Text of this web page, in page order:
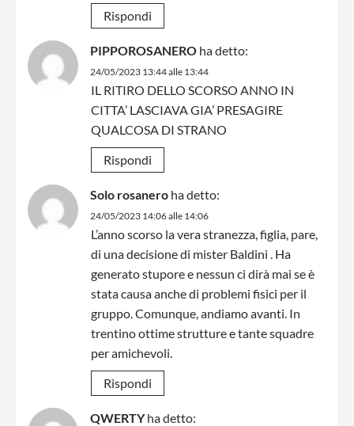
Rispondi
PIPPOROSANERO ha detto:
24/05/2023 13:44 alle 13:44
IL RITIRO DELLO SCORSO ANNO IN
CITTA’ LASCIAVA GIA’ PRESAGIRE
QUALCOSA DI STRANO
Rispondi
Solo rosanero ha detto:
24/05/2023 14:06 alle 14:06
L’anno scorso la vera stranezza, figlia, pare,
di una decisione di mister Baldini . Ha
generato stupore e nessun ci dirà mai se è
stata causa anche di problemi fisici per il
gruppo. Comunque, andiamo avanti. In
trentino ottime strutture e tante squadre
per amichevoli.
Rispondi
QWERTY ha detto: